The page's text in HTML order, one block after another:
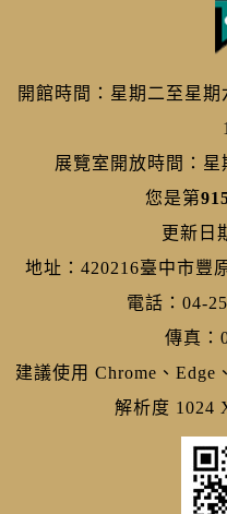
開館時間：星期二至星
展覽室開放時間：
您是第
更新日
地址：420216臺中市豐
電話：04-
傳真：
建議使用 Chrome、
解析度 1024